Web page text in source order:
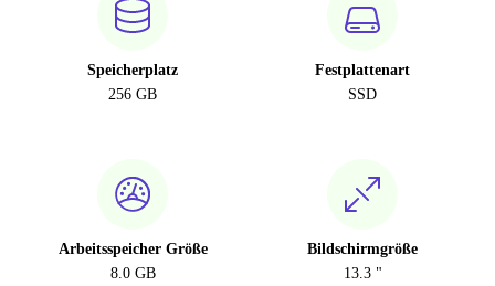
Speicherplatz
256 GB
Festplattenart
SSD
Arbeitsspeicher Größe
8.0 GB
Bildschirmgröße
13.3 "